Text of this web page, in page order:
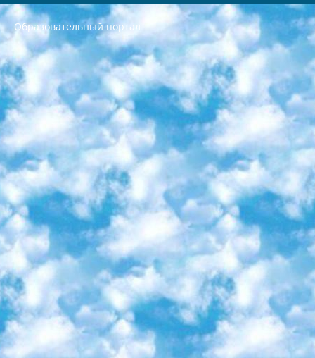
Образовательный портал
РЕСПУБЛИКА УЗБЕКИСТАН МИНИСТРЕРСТВО ДОШКОЛЬНОГО И ШКОЛЬНОГО ОБРАЗОВАНИЯ КОМАНДА в общеобразовательных учреждениях в 2023-2024 учебном году организация и проведение итоговой государственной аттестации обучающихся о Министра дошкольного и школьного образования Республики Узбекистан от 4 марта 2008 года (постановлением Минюста от 20 марта 2008 года № 1778 государственной регистрации) «Итоговое состояние учащихся общего среднего образования на основании положения об утверждении положения об аттестации общего среднего образования выпускной экзамен студентов в образовательных учреждениях в 2023-2024 учебном году В целях организации и прохождения аттестации приказываю: 1. Следующее: перечень предметов, по которым будет проводиться итоговая государственная аттестация и экзамен формы перевода согласно приложению 1; сертификаты международного образца, оценивающие уровень владения иностранными языками перечень согласно приложению 2; 2. Педагогический при специализированных образовательных учреждениях. научно-практический центр квалификации и международной оценки (Д.Давидова) 2024 г. До 25 марта: задания по предметам, по которым будет проводиться итоговая аттестация разработка и утверждение технических условий; итоговая аттестация на основании разработанного предметного задания разработка вопросов по предметам (устно и письменно), экзамен передача; общеобразовательные средние школы и специальные учебные заведения учащиеся выпускных классов школ и интернатов в агентской системе подготовка базы данных экзаменационных материалов и критериев оценки; перевод базы экзаменационных материалов на все языки обучения подать в Республиканский образовательный центр для изготовления; варианты экзаменов на основе разработанных контрольных материалов пусть будут поставлены задачи формирования. 3. Республиканский образовательный центр (Ш.Худайкулов) до 5 апреля 2024 года. до: база данных предоставленных экзаменационных материалов на все языки обучения перевод и экспертиза; для слепых, слабовидящих, глухих, слабослышащих и умственно отсталых детей учащиеся выпускных классов специализированных школ и школ-интернатов база данных экзаменационных материалов на всех преподаваемых языках подготовка критериев оценки; специализированные школы для умственно отсталых детей и технологии для учащихся выпускных классов школ-интернатов разработка соответствующих рекомендаций и критериев проведения ЕГЭ по естествознанию давать задания. 4. Педагогический при специализированных образовательных учреждениях. Научно-практический центр навыков и международной оценки (Д.Давидова), Республика образовательный центр (Худайкулов Ш.) итоговый государственный аттестационный экзамен ориентирован на творческое и логическое мышление при подготовке базы материалов учитывать введение заданий. 5. Следует отметить, что: сертификат государственного образца о знании общеобразовательного предмета и как минимум национальный уровень B1 по предметам на иностранных языках, указанным в Приложении 2. или международно признанный сертификат эквивалентного уровня студенты, изучающие определенный предмет, освобождаются от экзамена; по соответствующим предметам запланирована итоговая государственная аттестация за день до дня, путем жеребьевки Рабочей группой (в письменной форме по предметам, проводимым в форме) из числа сформированных вариантов выбрано 2 варианта; 2 выбранных варианта экзамена анонсированы на официальном сайте министерства и все выпускники по всей стране на основе этих вариантов проводит итоговую государственную аттестацию. 6. Государственное образование учащихся средних общеобразовательных учреждений. знания в соответствии с квалификационными требованиями, которые необходимо приобрести на основании стандартов итоговый (выпускной) контроль для 9 и 11 классов в целях тестирования Экзамены (далее – экзамены) состоят из предметов, перечисленных в приложении 1. будет сделано. 7. Экзамены пройдут с 26 мая по 15 июня 2024 г. (кроме науки физического воспитания). 8. Физическая для учащихся 9 классов общесредних образовательных учреждений. Экзамены по предмету «Образование, квалификация медицина» 1-6 мая 2024 года. сотрудники перевести под присмотр (с отклонениями в физическом или умственном развитии) специализированная школа для детей, школы-интернаты и со сколиозом школы-интернаты санаторного типа для больных детей исключены). 9. Он был слепым, слабовидящим и имел нарушения опорно-двигательного аппарата. экзамены в специализированных школах и интернатах для детей должны проводиться исходя из требований, предъявляемых к общеобразовательным учреждениям (физкультура кроме науки). 10. Специализированная школа для глухих и слабослышащих детей. и экзамены в интернатах и быть реализован в виде письменного теста по математике. 11. Специальность для умственно отсталых детей. Для 9 класса Родной язык и литературное письмо Государственный язык (язык обучения – узбекский). для неклассов) написано Математическое письмо Письменная/устная история Узбекистана Физическое воспитание практично Итоговый контроль Для 11 класса Написание родного языка и литературы (эссе) Математическое письмо Узбекский язык (обучение на узбекском языке) не посещающее общее среднее образование для учреждений)/Образовательное учреждение выбор письменный и устный Иностранный язык письменный/устный Письменная/устная история Узбекистана *По выбору студента:  Химия  Физика  Основы государственного права  География 10 бесплатных образовательных ресурсов - Мы составили подборку онлайн-проектов с интерактивными упражнениями, видеолекциями и статьями. Они помогут вам обрести новые и освежить старые знания бесплатно. 1. «ИНТУИТ» Старейшая образовательная площадка Рунета. Здесь вы найдёте сотни текстовых и видеокурсов на десятки различных тем — от программирования до психологии. Многие курсы подготовлены российскими университетами и крупными международными компаниями вроде Intel и Microsoft. Самостоятельное обучение бесплатное, но желающие могут оплатить услуги персональных наставников. 2. «Смартия» знакомит с актуальными профессиями и подсказывает, как им обучаться. Выбрав заинтересовавшую вас специальность — SMM-специалист, фотограф, веб-дизайнер или другую, — увидите список необходимых для неё умений. Чтобы вы могли освоить их самостоятельно, для каждого умения площадка отображает подборку ссылок на учебные материалы. Хотя «Смартия» ориентируется на русскоязычную аудиторию, часть контента всё же доступна только на английском. 3. «Лекторий Физтеха» Проект Московского физико-технического института (Физтеха). С его помощью вы можете смотреть онлайн серии лекций, записанные на видео в этом вузе. В числе доступных предметов — физика, биология, химия, информационные технологии и другие. К некоторым лекциям администрация ресурса прилагает готовые конспекты, которые можно скачивать в PDF-формате. 4. ITMOcourses Онлайн-площадка Санкт-Петербургского национального исследовательского университета информационных технологий, механики и оптики (ИТМО). Ресурс предоставляет свободный доступ к курсам, разработанным в этом вузе. Каталог материалов разбит на четыре категории: «Оптические системы и технологии», «Приборостроение и робототехника», «Информационные технологии» и «Биотехнологии». Курсы состоят из видеолекций, интерактивных демонстраций и заданий. 5. «КиберЛенинка» Электронная научная библиотека открытого доступа. Каталог площадки регулярно обрастает текстами статей из различных научных изданий. Сгруппированные по журналам и рубрикам публикации можно читать онлайн или скачивать целиком в PDF-формате. Проект нацелен на популяризацию науки за счёт открытого доступа к качественной информации. 6. «ПостНаука» На этом ресурсе публикуют подборки видеолекций, составленные экспертами из разных отраслей и объединённые общими темами. Среди них, к примеру, есть серии «Биоинформатика и геномика», «Культура средневековой Скандинавии» и Cinema Studies о теории кино. Каждая подборка лекций — логически связанная история, рассказанная экспертом от первого лица. Кроме того, на сайте появляются научно-образовательные статьи и тесты на разные темы. 7. «Newочём» Команда проекта «Newочём» отбирает самые интересные тексты из англоязычных СМИ и переводит те из них, за которые голосуют участники сообщества «ВКонтакте». По большей части это научно-популярные статьи. Редакторы придумывают лишь заголовки, в остальном содержание переводов соответствует оригиналам. Полные тексты можно читать прямо в социальной сети. 8. InternetUrok Онлайн-база материалов по основным дисциплинам школьной программы. Информация на сайте структурирована по классам, предметам и темам (урокам). Каждый урок состоит из видеолекций и конспектов. Есть также интерактивные тренажёры и тесты для закрепления пройденного материала. Даже если вы давно окончили школу, возможность повторить программу старших классов всегда может пригодиться. 9. Edutainme Ещё один ресурс об образовании. В отличие от Newtonew, как мне кажется, Edutainme больше ориентируется на представителей индустрии: педагогов, предпринимателей, разработчиков образовательных проектов. Но и любой, кто просто стремится к саморазвитию, найдёт на сайте много полезного и интересного для себя. Например, информацию о новых курсах и образовательных сервисах. 10. Newtonew Онлайн-медиа об образовании и обучении в широком смысле. Авторы Newtonew пишут об инструментах, заведениях, тактиках и стратегиях, которые помогают учить других и получать новые знания самостоятельно. На этой площадке вы найдёте новости, обзоры, аналитические мат